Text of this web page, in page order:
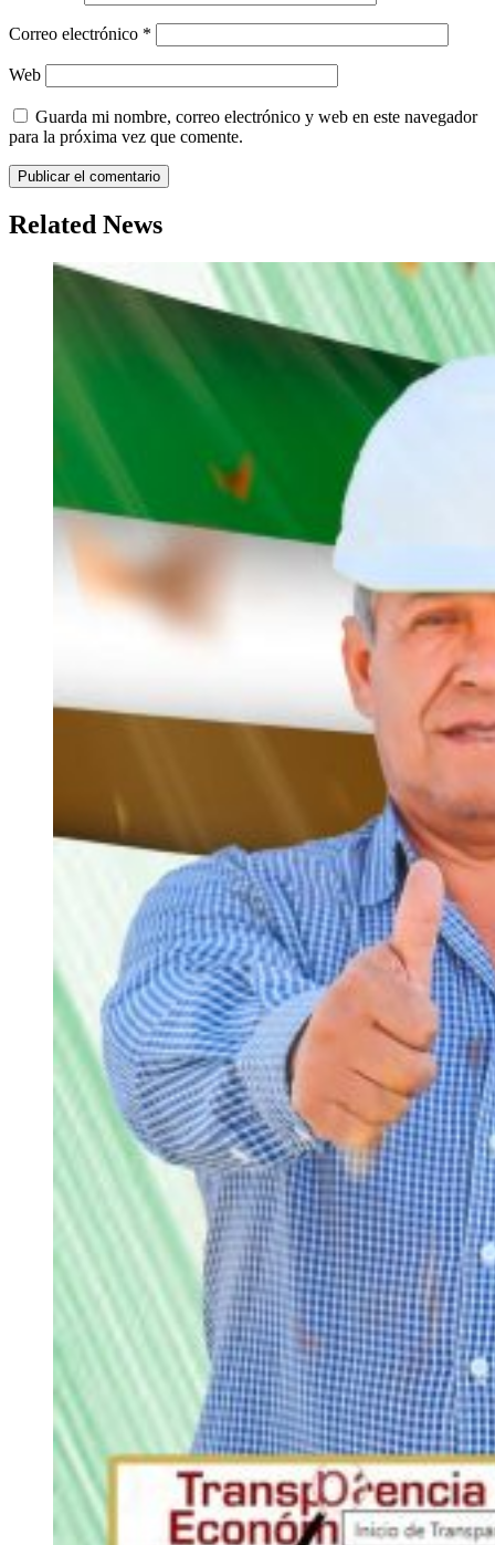
Correo electrónico *
Web
Guarda mi nombre, correo electrónico y web en este navegador
para la próxima vez que comente.
Related News